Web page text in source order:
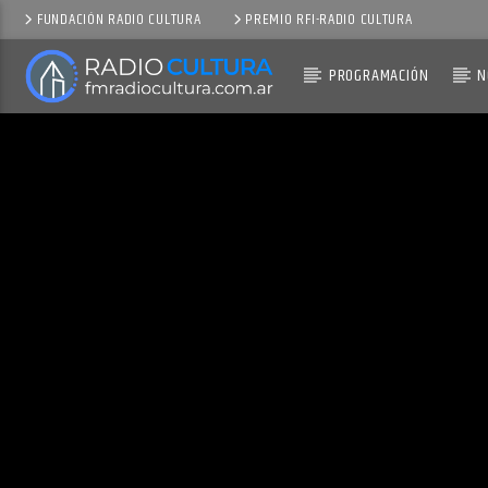
FUNDACIÓN RADIO CULTURA PREMIO RFI-RADIO CULTURA
PROGRAMACIÓN